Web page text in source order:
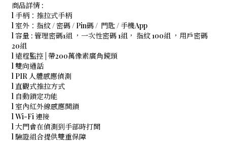
商品詳情 :
l 手柄：推拉式手柄
l 室外：指紋 / 密碼 / Pin碼 / 門匙 / 手機App
l 容量 : 管理密碼1組 ，一次性密碼 1組， 指紋 100組 ，用戶密碼
20組
l 遠程監控 | 帶200萬像素廣角鏡頭
l 雙向通話
l PIR 人體感應偵測
l 直觀式推拉方式
l 自動鎖定功能
l 室內紅外線感應開鎖
l Wi-Fi 連接
l 大門會在偵測到手部時打開
l 驗證組合提供雙重保障